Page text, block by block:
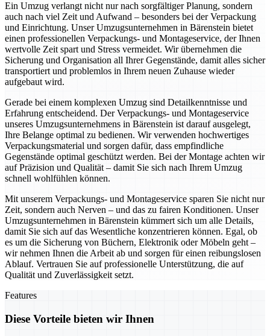
Ein Umzug verlangt nicht nur nach sorgfältiger Planung, sondern
auch nach viel Zeit und Aufwand – besonders bei der Verpackung
und Einrichtung. Unser Umzugsunternehmen in Bärenstein bietet
einen professionellen Verpackungs- und Montageservice, der Ihnen
wertvolle Zeit spart und Stress vermeidet. Wir übernehmen die
Sicherung und Organisation all Ihrer Gegenstände, damit alles sicher
transportiert und problemlos in Ihrem neuen Zuhause wieder
aufgebaut wird.
Gerade bei einem komplexen Umzug sind Detailkenntnisse und
Erfahrung entscheidend. Der Verpackungs- und Montageservice
unseres Umzugsunternehmens in Bärenstein ist darauf ausgelegt,
Ihre Belange optimal zu bedienen. Wir verwenden hochwertiges
Verpackungsmaterial und sorgen dafür, dass empfindliche
Gegenstände optimal geschützt werden. Bei der Montage achten wir
auf Präzision und Qualität – damit Sie sich nach Ihrem Umzug
schnell wohlfühlen können.
Mit unserem Verpackungs- und Montageservice sparen Sie nicht nur
Zeit, sondern auch Nerven – und das zu fairen Konditionen. Unser
Umzugsunternehmen in Bärenstein kümmert sich um alle Details,
damit Sie sich auf das Wesentliche konzentrieren können. Egal, ob
es um die Sicherung von Büchern, Elektronik oder Möbeln geht –
wir nehmen Ihnen die Arbeit ab und sorgen für einen reibungslosen
Ablauf. Vertrauen Sie auf professionelle Unterstützung, die auf
Qualität und Zuverlässigkeit setzt.
Features
Diese Vorteile bieten wir Ihnen